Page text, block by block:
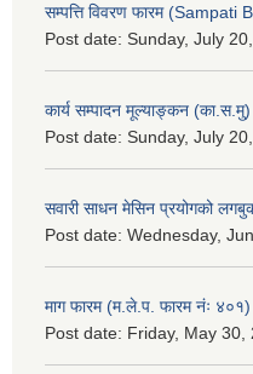
सम्पत्ति विवरण फारम
Post date: Sunday, July
कार्य सम्पादन मूल्याङ्कन (का.स.मु)
Post date: Sunday, July
सवारी साधन मेसिन प्रयोगको
Post date: Wednesday,
माग फारम (म.ले.प. फारम नंः ४०१)
Post date: Friday, May 30,